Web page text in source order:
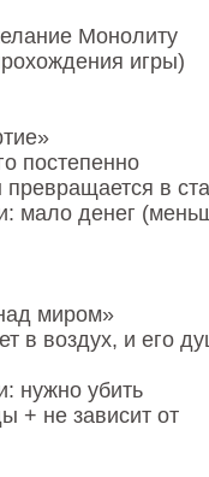
Монолиту
игры)
постепенно
в
мало денег
миром»
в воздух, и его
нужно убить
+ не зависит от